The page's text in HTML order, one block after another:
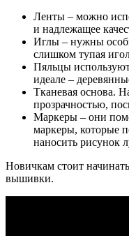
Ленты – можно
и надлежащее
Иглы – нужны
слишком тупая
Пяльцы
идеале –
Тканевая основа.
прозрачностью,
Маркеры – они
маркеры, которые
наносить рисунок
Новичкам стоит
вышивки.